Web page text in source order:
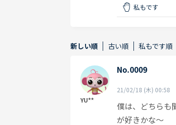
私もです
新しい順 古い順 私もです順
YU**
No.0009
21/02/18 (木) 00:58
僕は、どちらも
が好きかな〜